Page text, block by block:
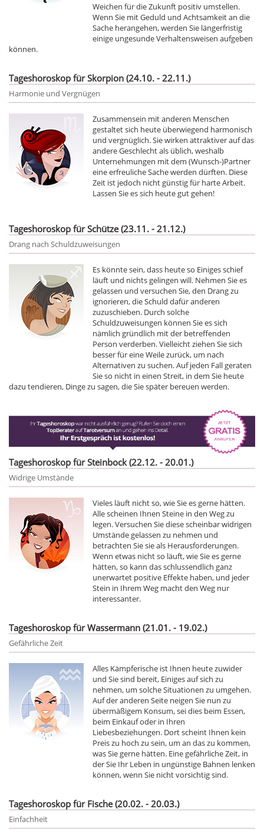
Weichen für die Zukunft positiv umstellen.
Wenn Sie mit Geduld und Achtsamkeit an die
Sache herangehen, werden Sie längerfristig
einige ungesunde Verhaltensweisen aufgeben
können.
Tageshoroskop für Skorpion (24.10. - 22.11.)
Harmonie und Vergnügen
Zusammensein mit anderen Menschen
gestaltet sich heute überwiegend harmonisch
und vergnüglich. Sie wirken attraktiver auf das
andere Geschlecht als üblich, weshalb
Unternehmungen mit dem (Wunsch-)Partner
eine erfreuliche Sache werden dürften. Diese
Zeit ist jedoch nicht günstig für harte Arbeit.
Lassen Sie es sich heute gut gehen!
Tageshoroskop für Schütze (23.11. - 21.12.)
Drang nach Schuldzuweisungen
Es könnte sein, dass heute so Einiges schief
läuft und nichts gelingen will. Nehmen Sie es
gelassen und versuchen Sie, den Drang zu
ignorieren, die Schuld dafür anderen
zuzuschieben. Durch solche
Schuldzuweisungen können Sie es sich
nämlich gründlich mit der betreffenden
Person verderben. Vielleicht ziehen Sie sich
besser für eine Weile zurück, um nach
Alternativen zu suchen. Auf jeden Fall geraten
Sie so nicht in einen Streit, in dem Sie heute
dazu tendieren, Dinge zu sagen, die Sie später bereuen werden.
Tageshoroskop für Steinbock (22.12. - 20.01.)
Widrige Umstände
Vieles läuft nicht so, wie Sie es gerne hätten.
Alle scheinen Ihnen Steine in den Weg zu
legen. Versuchen Sie diese scheinbar widrigen
Umstände gelassen zu nehmen und
betrachten Sie sie als Herausforderungen.
Wenn etwas nicht so läuft, wie Sie es gerne
hätten, so kann das schlussendlich ganz
unerwartet positive Effekte haben, und jeder
Stein in Ihrem Weg macht den Weg nur
interessanter.
Tageshoroskop für Wassermann (21.01. - 19.02.)
Gefährliche Zeit
Alles Kämpferische ist Ihnen heute zuwider
und Sie sind bereit, Einiges auf sich zu
nehmen, um solche Situationen zu umgehen.
Auf der anderen Seite neigen Sie nun zu
übermäßigem Konsum, sei dies beim Essen,
beim Einkauf oder in Ihren
Liebesbeziehungen. Dort scheint Ihnen kein
Preis zu hoch zu sein, um an das zu kommen,
was Sie gerne hätten. Eine gefährliche Zeit, in
der Sie Ihr Leben in ungünstige Bahnen lenken
können, wenn Sie nicht vorsichtig sind.
Tageshoroskop für Fische (20.02. - 20.03.)
Einfachheit